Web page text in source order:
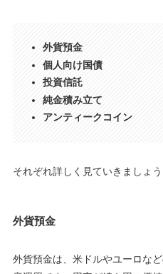
外貨預金
個人向け国債
投資信託
純金積み立て
アンティークコイン
それぞれ詳しく見ていきましょう
外貨預金
外貨預金は、米ドルやユーロな